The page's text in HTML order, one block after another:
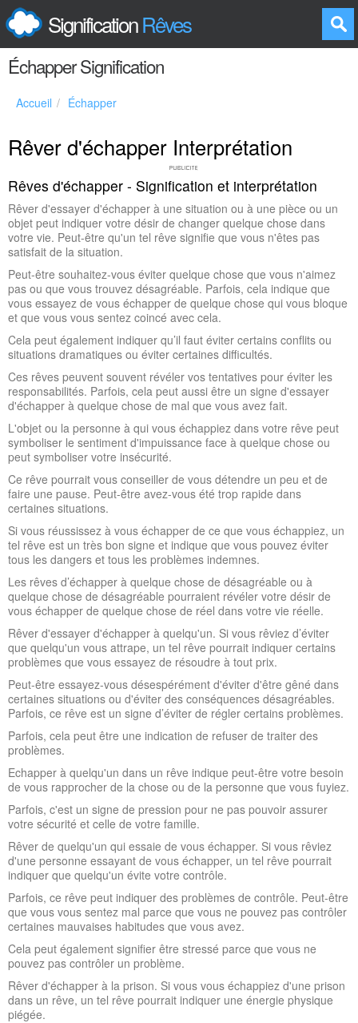
SignificationRêves
Échapper Signification
Accueil Échapper
Rêver d'échapper Interprétation
Rêves d'échapper - Signification et interprétation
Rêver d'essayer d'échapper à une situation ou à une pièce ou un
objet peut indiquer votre désir de changer quelque chose dans
votre vie. Peut-être qu'un tel rêve signifie que vous n'êtes pas
satisfait de la situation.
Peut-être souhaitez-vous éviter quelque chose que vous n'aimez
pas ou que vous trouvez désagréable. Parfois, cela indique que
vous essayez de vous échapper de quelque chose qui vous bloque
et que vous vous sentez coincé avec cela.
Cela peut également indiquer qu’il faut éviter certains conflits ou
situations dramatiques ou éviter certaines difficultés.
Ces rêves peuvent souvent révéler vos tentatives pour éviter les
responsabilités. Parfois, cela peut aussi être un signe d'essayer
d'échapper à quelque chose de mal que vous avez fait.
L'objet ou la personne à qui vous échappiez dans votre rêve peut
symboliser le sentiment d'impuissance face à quelque chose ou
peut symboliser votre insécurité.
Ce rêve pourrait vous conseiller de vous détendre un peu et de
faire une pause. Peut-être avez-vous été trop rapide dans
certaines situations.
Si vous réussissez à vous échapper de ce que vous échappiez, un
tel rêve est un très bon signe et indique que vous pouvez éviter
tous les dangers et tous les problèmes indemnes.
Les rêves d’échapper à quelque chose de désagréable ou à
quelque chose de désagréable pourraient révéler votre désir de
vous échapper de quelque chose de réel dans votre vie réelle.
Rêver d'essayer d'échapper à quelqu'un. Si vous rêviez d’éviter
que quelqu'un vous attrape, un tel rêve pourrait indiquer certains
problèmes que vous essayez de résoudre à tout prix.
Peut-être essayez-vous désespérément d'éviter d'être gêné dans
certaines situations ou d'éviter des conséquences désagréables.
Parfois, ce rêve est un signe d’éviter de régler certains problèmes.
Parfois, cela peut être une indication de refuser de traiter des
problèmes.
Echapper à quelqu'un dans un rêve indique peut-être votre besoin
de vous rapprocher de la chose ou de la personne que vous fuyiez.
Parfois, c'est un signe de pression pour ne pas pouvoir assurer
votre sécurité et celle de votre famille.
Rêver de quelqu'un qui essaie de vous échapper. Si vous rêviez
d'une personne essayant de vous échapper, un tel rêve pourrait
indiquer que quelqu'un évite votre contrôle.
Parfois, ce rêve peut indiquer des problèmes de contrôle. Peut-être
que vous vous sentez mal parce que vous ne pouvez pas contrôler
certaines mauvaises habitudes que vous avez.
Cela peut également signifier être stressé parce que vous ne
pouvez pas contrôler un problème.
Rêver d'échapper à la prison. Si vous vous échappiez d'une prison
dans un rêve, un tel rêve pourrait indiquer une énergie physique
piégée.